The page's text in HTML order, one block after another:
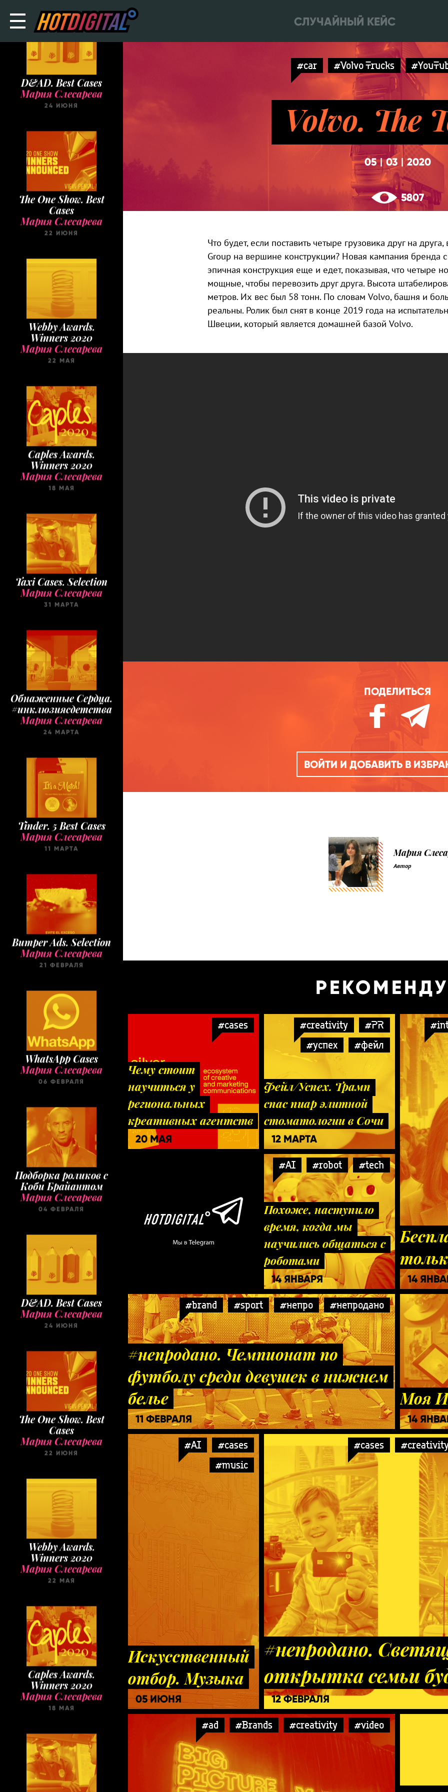
СЛУЧАЙНЫЙ КЕЙС
D&AD. Best Cases
Мария Слесарева
24 ИЮНЯ
The One Show. Best
Cases
Мария Слесарева
22 ИЮНЯ
Webby Awards.
Winners 2020
Мария Слесарева
22 МАЯ
Caples Awards.
Winners 2020
Мария Слесарева
18 МАЯ
Taxi Cases. Selection
Мария Слесарева
31 МАРТА
Обнаженные Cердца.
#инклюзиясдетства
Мария Слесарева
24 МАРТА
Tinder. 5 Best Cases
Мария Слесарева
11 МАРТА
Bumper Ads. Selection
Мария Слесарева
21 ФЕВРАЛЯ
WhatsApp Cases
Мария Слесарева
06 ФЕВРАЛЯ
Подборка роликов с
Коби Брайантом
Мария Слесарева
04 ФЕВРАЛЯ
D&AD. Best Cases
Мария Слесарева
24 ИЮНЯ
The One Show. Best
Cases
Мария Слесарева
22 ИЮНЯ
Webby Awards.
Winners 2020
Мария Слесарева
22 МАЯ
Caples Awards.
Winners 2020
Мария Слесарева
18 МАЯ
#car #Volvo Trucks
Volvo. The
05|03 2020
5807
Что будет, если поставить четыре грузовика друг на
Group на вершине конструкции? Новая кампания бренда
эпичная конструкция еще и едет, показывая, что четыре
мощные, чтобы перевозить друг друга. Высота
метров. Их вес был 58 тонн. По словам Volvo, башня и
реальны. Ролик был снят в конце 2019 года на
Швеции, который является домашней базой Volvo.
ПОДЕЛИТЬСЯ
ВОЙТИ И ДОБАВИТЬ В
Мария
Автор
#cases
Чему стоит
научиться у
региональных
креативных агентств
20 МАЯ
#creativity
#PR
#успех
#фейл
Фейл/Успех. Трамп
спас пиар элитной
стоматологии в Сочи
12 МАРТА
14
#brand #sport #непро #непродано
#непродано. Чемпионат по
футболу среди девушек в нижнем
белье
11 ФЕВРАЛЯ
Моя
14
#AI
#cases
#music
Искусственный
отбор. Музыка
05 ИЮНЯ
#AI #robot #tech
Похоже, наступило
время, когда мы
научились общаться с
роботами
14 ЯНВАРЯ
#cases
#непродано.
открытка семьи
12 ФЕВРАЛЯ
#ad #Brands #creativity #video